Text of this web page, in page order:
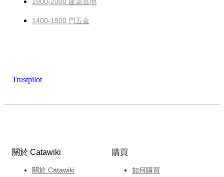
1400-1900 門五金
Trustpilot
關於 Catawiki
關於 Catawiki
購買
如何購買